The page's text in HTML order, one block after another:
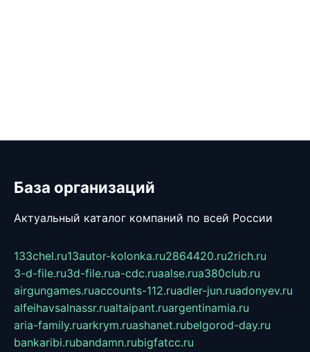
База организаций
Актуальный каталог компаний по всей России
133chel.ru13autor-kolonka.ru2864420.ru2rich.ru
3-d-file.ru3d-file.rua-cdc.ruaalse.rua380club.ru
airgungames.ruaccounts-112.ruadler-jun.ruadonyev.ru
alfeihavsalnassr.rualtaipant.ruargentinamia.ru
aria-family.ruarkrym.ruashanet.rubelgorod-day.ru
bankaribi.rubandamn.rubigfatcc.ru